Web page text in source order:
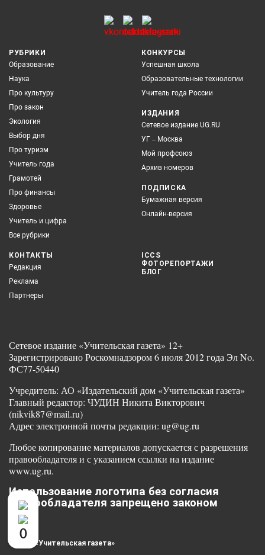
0
РУБРИКИ
Образование
Наука
Про культуру
Про закон
Экология
Выбор дня
Про туризм
Учитель года
Грамотей
Про финансы
Здоровье
Учитель и цифра
Все рубрики
КОНКУРСЫ
Успешная школа
Образовательные технологии
Учитель года России
ИЗДАНИЯ
Сетевое издание UG.RU
УГ – Москва
Мой профсоюз
Архив номеров
ПОДПИСКА
Бумажная версия
Онлайн-версия
КОНТАКТЫ
Редакция
Реклама
Партнеры
ICCS
ФОТОРЕПОРТАЖИ
БЛОГ
Сетевое издание «Учительская газета» 12+
Зарегистрировано Роскомнадзором 6 июля 2012 года Эл No.
ФС77-50440
Учредитель: АО «Издательский дом «Учительская газета»
Главный редактор: ЧУДИН Никита Викторович
(nikvik87@mail.ru)
Адрес электронной почты редакции: ug@ug.ru
Любое копирование материалов допускается с разрешения
правообладателя и с указанием ссылки на издание
www.ug.ru.
Использование логотипа без согласия
правообладателя запрещено законом
© 2025 «Учительская газета»